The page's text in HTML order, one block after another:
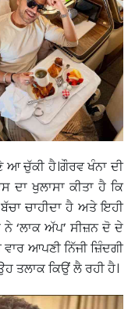
ਆ ਚੁੱਕੀ ਹੈ।ਗੌਰਵ ਖੰਨਾ ਦੀ
ਖੁਲਾਸਾ ਕੀਤਾ ਹੈ ਕਿ
ਚਾਹੀਦਾ ਹੈ ਅਤੇ ਇਹੀ
ਨੇ ‘ਲਾਕ ਅੱਪ’ ਸੀਜ਼ਨ ਦੋ ਦੇ
ਆਪਣੀ ਨਿੱਜੀ ਜ਼ਿੰਦਗੀ
ਤਲਾਕ ਕਿਉਂ ਲੈ ਰਹੀ ਹੈ।